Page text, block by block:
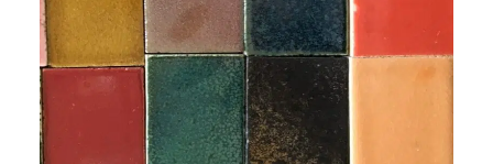
Presse og pressemeddelelser
Kontakt
Dansk
English